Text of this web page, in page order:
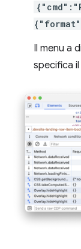
Il menu a
specifica